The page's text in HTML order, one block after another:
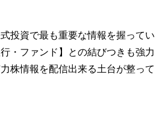
投資で最も重要な情報を握ってい
・ファンド】との結びつきも強力
株情報を配信出来る土台が整って